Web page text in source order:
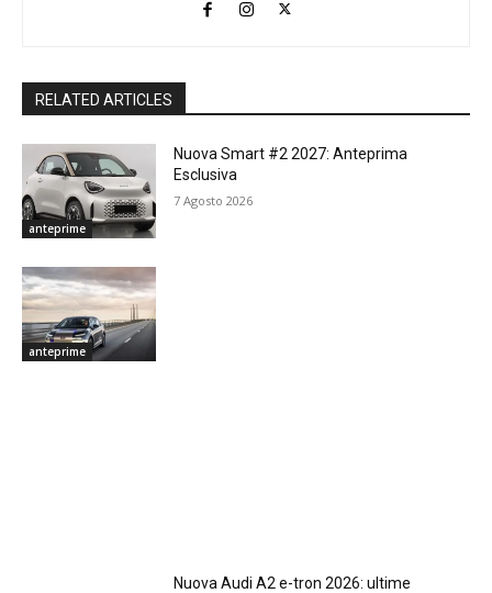
RELATED ARTICLES
anteprime
Nuova Smart #2 2027: Anteprima
Esclusiva
7 Agosto 2026
anteprime
Nuova Audi A2 e-tron 2026: ultime